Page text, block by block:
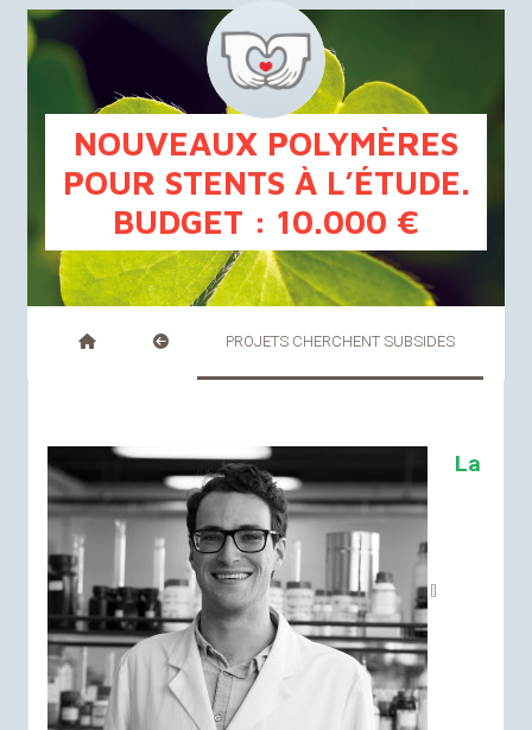
NOUVEAUX POLYMÈRES
POUR STENTS À L’ÉTUDE.
BUDGET : 10.000 €
PROJETS CHERCHENT SUBSIDES
La